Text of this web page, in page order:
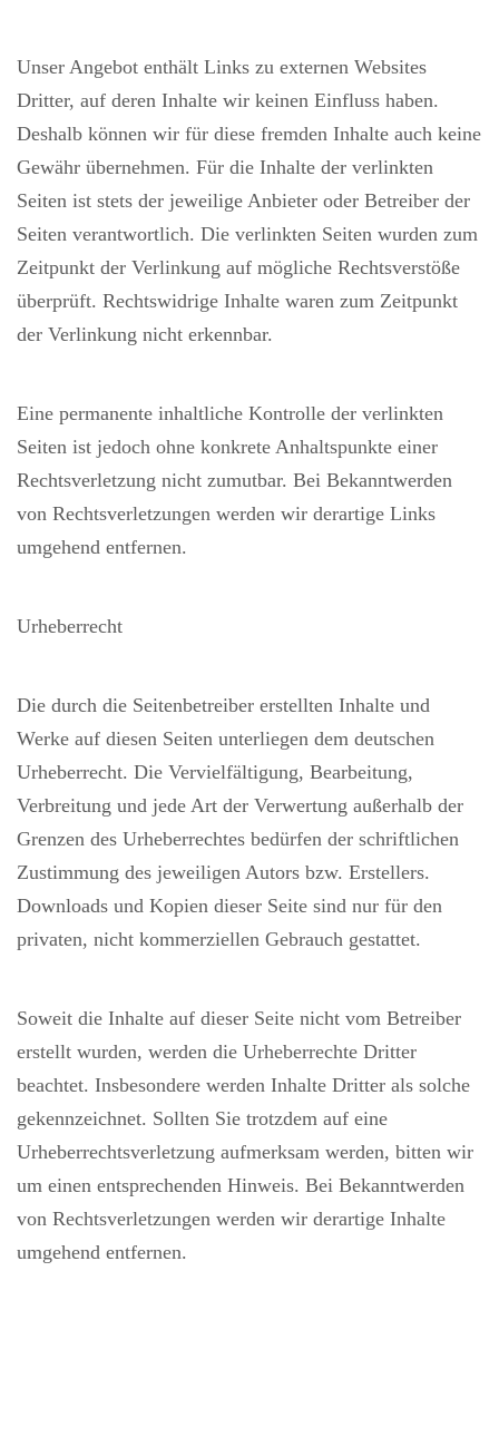
Unser Angebot enthält Links zu externen Websites
Dritter, auf deren Inhalte wir keinen Einfluss haben.
Deshalb können wir für diese fremden Inhalte auch keine
Gewähr übernehmen. Für die Inhalte der verlinkten
Seiten ist stets der jeweilige Anbieter oder Betreiber der
Seiten verantwortlich. Die verlinkten Seiten wurden zum
Zeitpunkt der Verlinkung auf mögliche Rechtsverstöße
überprüft. Rechtswidrige Inhalte waren zum Zeitpunkt
der Verlinkung nicht erkennbar.
Eine permanente inhaltliche Kontrolle der verlinkten
Seiten ist jedoch ohne konkrete Anhaltspunkte einer
Rechtsverletzung nicht zumutbar. Bei Bekanntwerden
von Rechtsverletzungen werden wir derartige Links
umgehend entfernen.
Urheberrecht
Die durch die Seitenbetreiber erstellten Inhalte und
Werke auf diesen Seiten unterliegen dem deutschen
Urheberrecht. Die Vervielfältigung, Bearbeitung,
Verbreitung und jede Art der Verwertung außerhalb der
Grenzen des Urheberrechtes bedürfen der schriftlichen
Zustimmung des jeweiligen Autors bzw. Erstellers.
Downloads und Kopien dieser Seite sind nur für den
privaten, nicht kommerziellen Gebrauch gestattet.
Soweit die Inhalte auf dieser Seite nicht vom Betreiber
erstellt wurden, werden die Urheberrechte Dritter
beachtet. Insbesondere werden Inhalte Dritter als solche
gekennzeichnet. Sollten Sie trotzdem auf eine
Urheberrechtsverletzung aufmerksam werden, bitten wir
um einen entsprechenden Hinweis. Bei Bekanntwerden
von Rechtsverletzungen werden wir derartige Inhalte
umgehend entfernen.